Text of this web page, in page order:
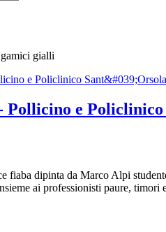
gialli
Pollicino e
fiaba dipinta da Marco Alpi
ai professionisti paure, timori